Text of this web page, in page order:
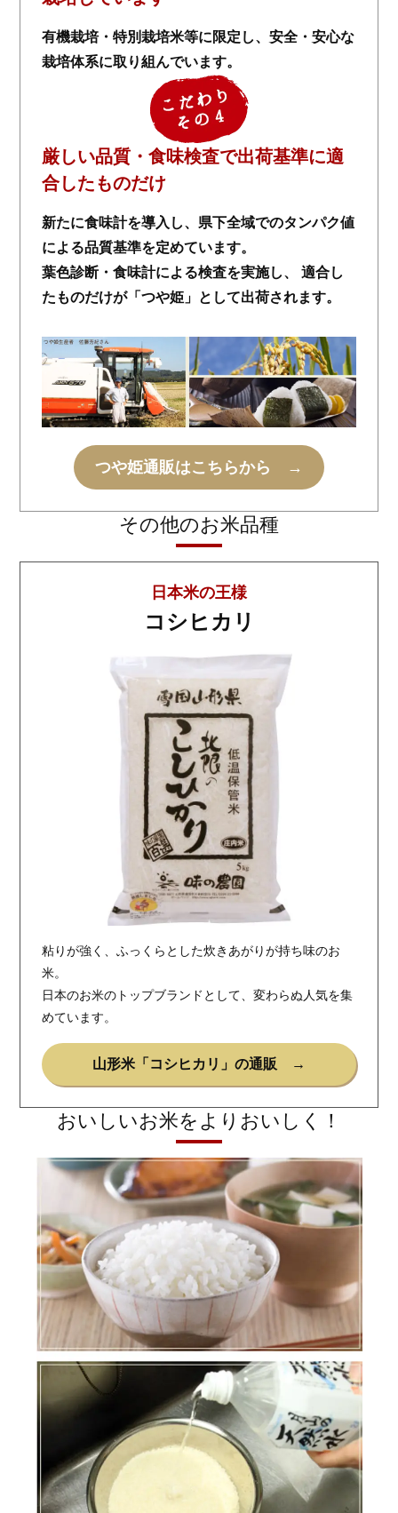
有機栽培・特別栽培米等に限定し、安全・安心な
栽培体系に取り組んでいます。
厳しい品質・食味検査で出荷基準に適
合したものだけ
新たに食味計を導入し、県下全域でのタンパク値
による品質基準を定めています。
葉色診断・食味計による検査を実施し、 適合し
たものだけが「つや姫」として出荷されます。
つや姫通販はこちらから →
その他のお米品種
日本米の王様
コシヒカリ
粘りが強く、ふっくらとした炊きあがりが持ち味のお
米。
日本のお米のトップブランドとして、変わらぬ人気を集
めています。
山形米「コシヒカリ」の通販 →
おいしいお米をよりおいしく！